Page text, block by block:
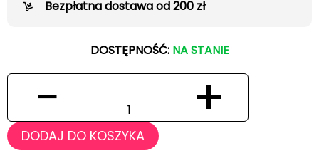
Bezpłatna dostawa od 200 zł
DOSTĘPNOŚĆ: NA STANIE
− +
DODAJ DO KOSZYKA